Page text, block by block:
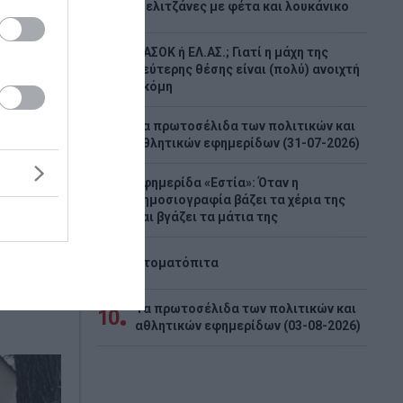
στο
Μελιτζάνες με φέτα και λουκάνικο
ΠΑΣΟΚ ή ΕΛ.ΑΣ.; Γιατί η μάχη της
δεύτερης θέσης είναι (πολύ) ανοιχτή
ακόμη
Τα πρωτοσέλιδα των πολιτικών και
αθλητικών εφημερίδων (31-07-2026)
Εφημερίδα «Εστία»: Όταν η
δημοσιογραφία βάζει τα χέρια της
και βγάζει τα μάτια της
Ντοματόπιτα
10
Τα πρωτοσέλιδα των πολιτικών και
αθλητικών εφημερίδων (03-08-2026)